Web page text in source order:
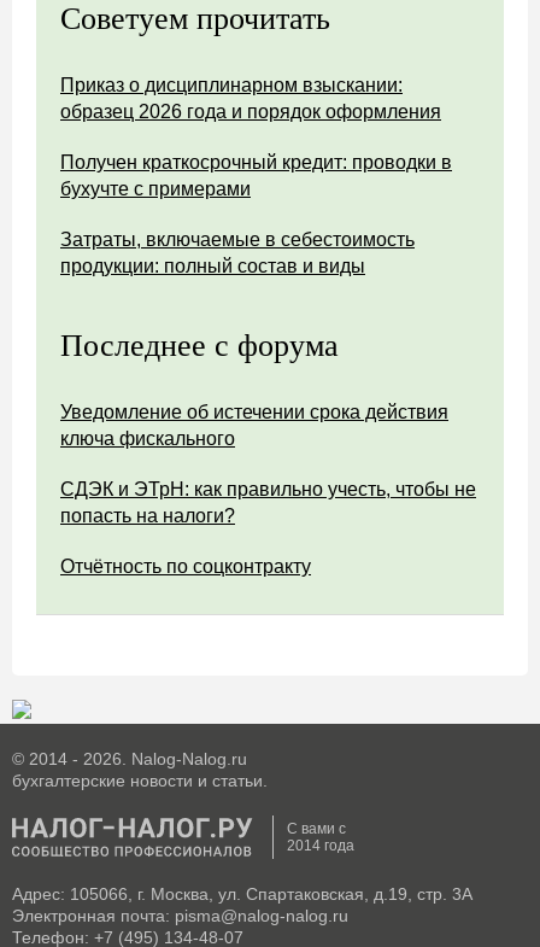
Советуем прочитать
Приказ о дисциплинарном взыскании:
образец 2026 года и порядок оформления
Получен краткосрочный кредит: проводки в
бухучте с примерами
Затраты, включаемые в себестоимость
продукции: полный состав и виды
Последнее с форума
Уведомление об истечении срока действия
ключа фискального
СДЭК и ЭТрН: как правильно учесть, чтобы не
попасть на налоги?
Отчётность по соцконтракту
© 2014 - 2026. Nalog-Nalog.ru
бухгалтерские новости и статьи.
С вами с
2014 года
Адрес: 105066, г. Москва, ул. Спартаковская, д.19, стр. 3А
Электронная почта: pisma@nalog-nalog.ru
Телефон: +7 (495) 134-48-07